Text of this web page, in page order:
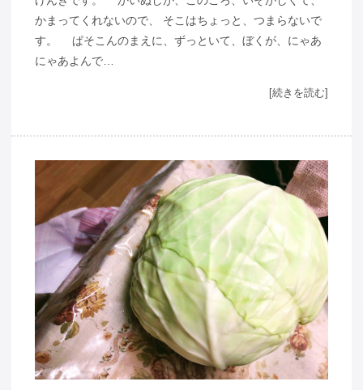
かまってくれないので、 そこはちょっと、つまらないで
す。 ぱそこんのまえに、ずっといて、ぼくが、にゃあ
にゃあよんで…
[続きを読む]